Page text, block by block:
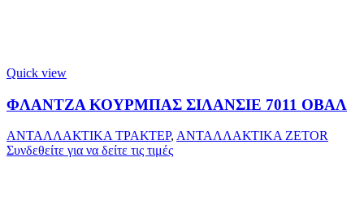
Quick view
ΦΛΑΝΤΖΑ ΚΟΥΡΜΠΑΣ ΣΙΛΑΝΣΙΕ 7011 ΟΒΑΛ
ΑΝΤΑΛΛΑΚΤΙΚΑ ΤΡΑΚΤΕΡ, ΑΝΤΑΛΛΑΚΤΙΚΑ ZETOR
Συνδεθείτε για να δείτε τις τιμές